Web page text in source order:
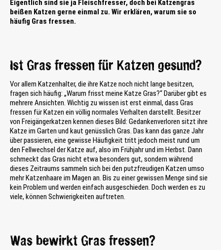
Eigentlich sind sie ja Fleischfresser, doch bei Katzengras
beißen Katzen gerne einmal zu. Wir erklären, warum sie so
häufig Gras fressen.
Ist Gras fressen für Katzen gesund?
Vor allem Katzenhalter, die ihre Katze noch nicht lange besitzen,
fragen sich häufig: „Warum frisst meine Katze Gras?“ Darüber gibt es
mehrere Ansichten. Wichtig zu wissen ist erst einmal, dass Gras
fressen für Katzen ein völlig normales Verhalten darstellt. Besitzer
von Freigängerkatzen kennen dieses Bild: Gedankenverloren sitzt ihre
Katze im Garten und kaut genüsslich Gras. Das kann das ganze Jahr
über passieren, eine gewisse Häufigkeit tritt jedoch meist rund um
den Fellwechsel der Katze auf, also im Frühjahr und im Herbst. Dann
schmeckt das Gras nicht etwa besonders gut, sondern während
dieses Zeitraums sammeln sich bei den putzfreudigen Katzen umso
mehr Katzenhaare im Magen an. Bis zu einer gewissen Menge sind sie
kein Problem und werden einfach ausgeschieden. Doch werden es zu
viele, können Schwierigkeiten auftreten.
Was bewirkt Gras fressen?